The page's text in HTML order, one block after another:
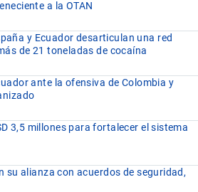
a la OTAN
y Ecuador desarticulan una red
de 21 toneladas de cocaína
ante la ofensiva de Colombia y
3,5 millones para fortalecer el sistema
su alianza con acuerdos de seguridad,